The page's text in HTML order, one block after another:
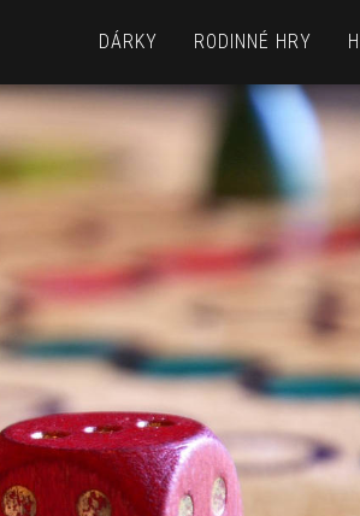
DÁRKY RODINNÉ HRY